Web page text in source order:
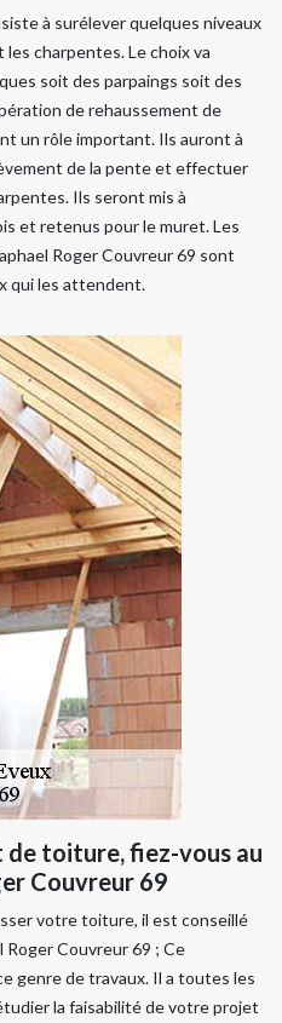
à surélever quelques niveaux
charpentes. Le choix va
soit des parpaings soit des
de rehaussement de
un rôle important. Ils auront à
de la pente et effectuer
Ils seront mis à
et retenus pour le muret. Les
Roger Couvreur 69 sont
qui les attendent.
de toiture, fiez-vous au
Couvreur 69
votre toiture, il est conseillé
Roger Couvreur 69 ; Ce
genre de travaux. Il a toutes les
la faisabilité de votre projet